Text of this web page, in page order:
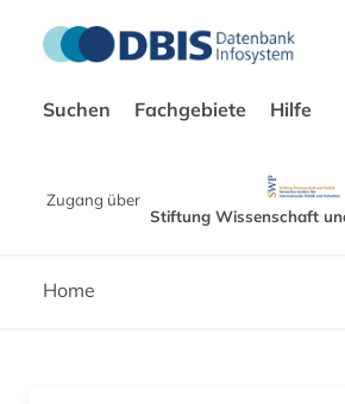
Suchen Fachgebiete Hilfe
Zugang über
Stiftung Wissenschaft
Home